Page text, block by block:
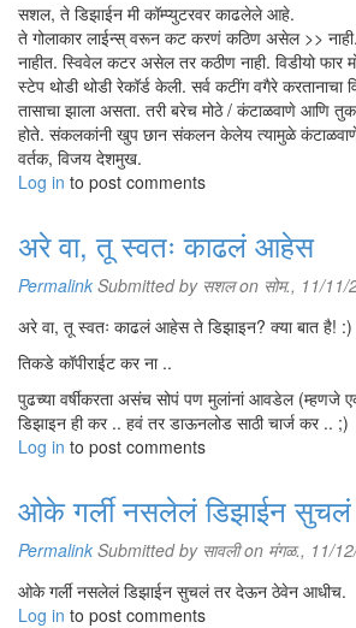
सशल, ते डिझाईन मी कॉम्प्युटरवर काढलेले आहे.
ते गोलाकार लाईन्स् वरून कट करणं कठिण असेल >>
नाहीत. स्विवेल कटर असेल तर कठीण नाही. विडीयो फार
स्टेप थोडी थोडी रेकॉर्ड केली. सर्व कटींग वगैरे करतानाचा
तासाचा झाला असता. तरी बरेच मोठे / कंटाळवाणे आणि
होते. संकलकांनी खुप छान संकलन केलेय त्यामुळे
वर्तक, विजय देशमुख.
Log in to post comments
अरे वा, तू स्वतः काढलं आहेस
Permalink Submitted by सशलon सोम., 11/11/
अरे वा, तू स्वतः काढलं आहेस ते डिझाइन? क्या बात है! :)
तिकडे कॉपीराईट कर ना ..
पुढच्या वर्षीकरता असंच सोपं पण मुलांनां आवडेल (म्हणजे
डिझाइन ही कर .. हवं तर डाऊनलोड साठी चार्ज कर .. ;)
Log in to post comments
ओके गर्ली नसलेलं डिझाईन सुचलं
Permalink Submitted by सावलीon मंगळ., 11/
ओके गर्ली नसलेलं डिझाईन सुचलं तर देऊन ठेवेन आधीच.
Log in to post comments